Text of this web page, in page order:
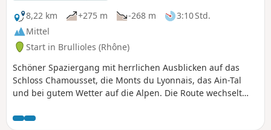
8,22 km
+275 m -268 m
3:10 Std.
Mittel
Start in Brullioles (Rhône)
Schöner Spaziergang mit herrlichen Ausblicken auf das
Schloss Chamousset, die Monts du Lyonnais, das Ain-Tal
und bei gutem Wetter auf die Alpen. Die Route wechselt